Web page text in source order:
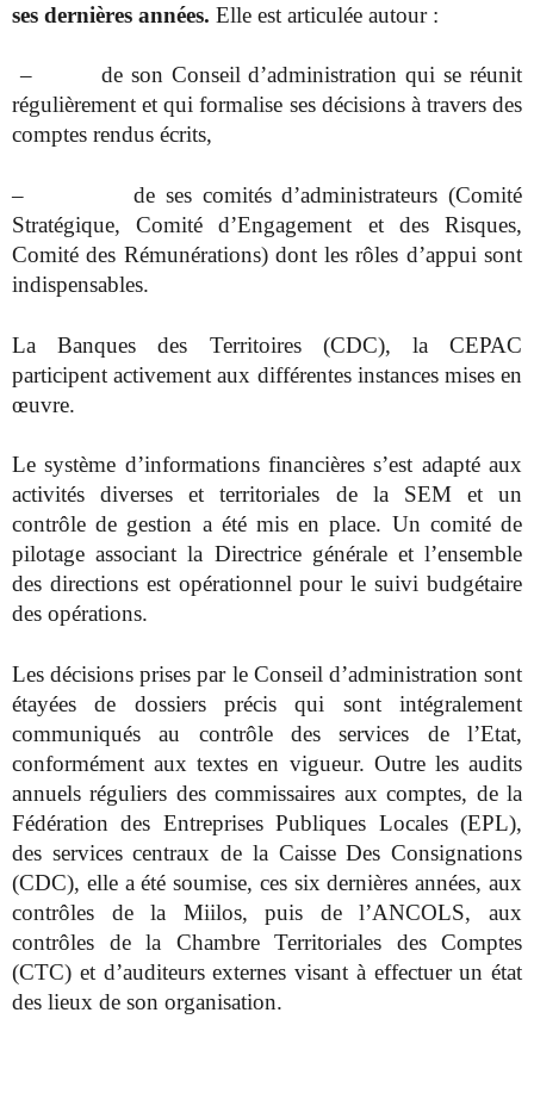
ses dernières années. Elle est articulée autour :
–
de son Conseil d’administration qui se réunit
régulièrement et qui formalise ses décisions à travers des
comptes rendus écrits,
–
de ses comités d’administrateurs (Comité
Stratégique, Comité d’Engagement et des Risques,
Comité des Rémunérations) dont les rôles d’appui sont
indispensables.
La Banques des Territoires (CDC), la CEPAC
participent activement aux différentes instances mises en
œuvre.
Le système d’informations financières s’est adapté aux
activités diverses et territoriales de la SEM et un
contrôle de gestion a été mis en place. Un comité de
pilotage associant la Directrice générale et l’ensemble
des directions est opérationnel pour le suivi budgétaire
des opérations.
Les décisions prises par le Conseil d’administration sont
étayées de dossiers précis qui sont intégralement
communiqués au contrôle des services de l’Etat,
conformément aux textes en vigueur. Outre les audits
annuels réguliers des commissaires aux comptes, de la
Fédération des Entreprises Publiques Locales (EPL),
des services centraux de la Caisse Des Consignations
(CDC), elle a été soumise, ces six dernières années, aux
contrôles de la Miilos, puis de l’ANCOLS, aux
contrôles de la Chambre Territoriales des Comptes
(CTC) et d’auditeurs externes visant à effectuer un état
des lieux de son organisation.